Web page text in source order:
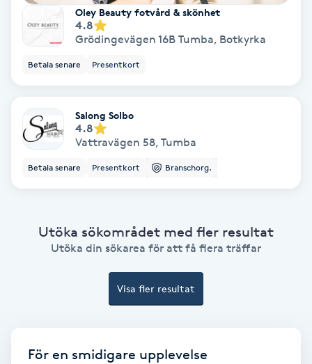
Fransförlängning Megavolym
Fransförlängning Volym
Fransk manikyr
Fransrengöring
Frekvensterapi
Friskvård
Oley Beauty fotvård & skönhet
4.8
Grödingevägen 16B Tumba, Botkyrka
Betala senare Presentkort
Salong Solbo
4.8
Vattravägen 58, Tumba
Betala senare Presentkort Branschorg.
Utöka sökområdet med fler resultat
Utöka din sökarea för att få flera träffar
Visa fler resultat
För en smidigare upplevelse